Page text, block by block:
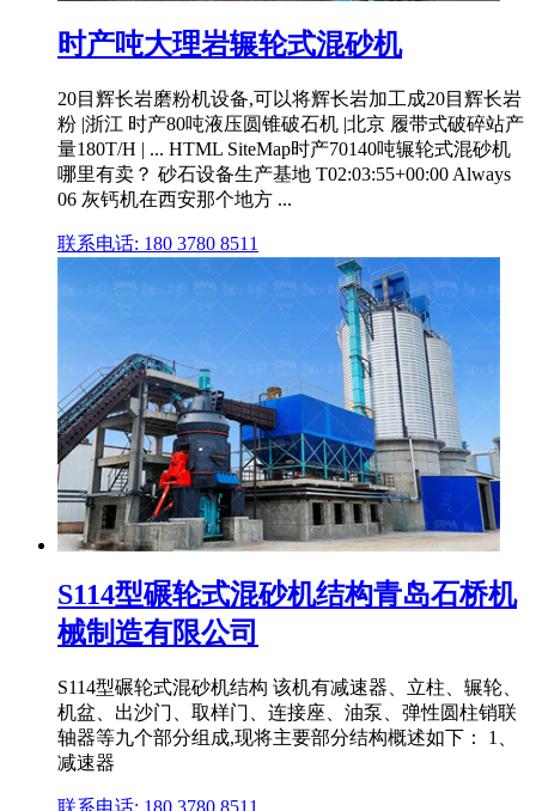
时产吨大理岩辗轮式混砂机
20目辉长岩磨粉机设备,可以将辉长岩加工成20目辉长岩
粉 |浙江 时产80吨液压圆锥破石机 |北京 履带式破碎站产
量180T/H | ... HTML SiteMap时产70140吨辗轮式混砂机
哪里有卖？ 砂石设备生产基地 T02:03:55+00:00 Always
06 灰钙机在西安那个地方 ...
联系电话: 180 3780 8511
S114型碾轮式混砂机结构青岛石桥机
械制造有限公司
S114型碾轮式混砂机结构 该机有减速器、立柱、辗轮、
机盆、出沙门、取样门、连接座、油泵、弹性圆柱销联
轴器等九个部分组成,现将主要部分结构概述如下： 1、
减速器
联系电话: 180 3780 8511